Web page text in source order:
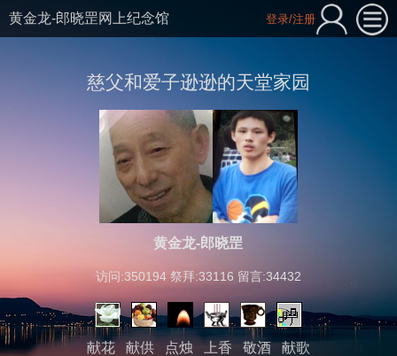
黄金龙-郎晓罡网上纪念馆 登录/注册
慈父和爱子逊逊的天堂家园
黄金龙-郎晓罡
访问:350194 祭拜:33116 留言:34432
献花 献供 点烛 上香 敬酒 献歌